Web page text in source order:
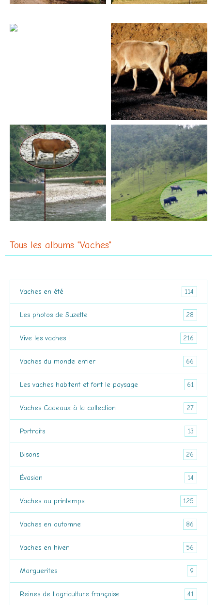
Tous les albums "Vaches"
Vaches en été 114
Les photos de Suzette 28
Vive les vaches ! 216
Vaches du monde entier 66
Les vaches habitent et font le paysage 61
Vaches Cadeaux à la collection 27
Portraits 13
Bisons 26
Évasion 14
Vaches au printemps 125
Vaches en automne 86
Vaches en hiver 56
Marguerites 9
Reines de l'agriculture française 41